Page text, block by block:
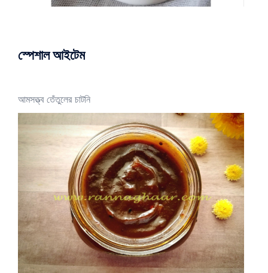
স্পেশাল আইটেম
আমসত্ত্ব তেঁতুলের চাটনি